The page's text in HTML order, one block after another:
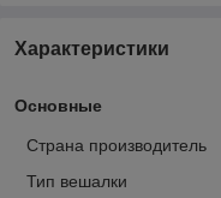
Характеристики
Основные
Страна производитель
Тип вешалки